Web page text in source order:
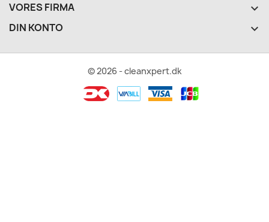
VORES FIRMA 
DIN KONTO 
© 2026 - cleanxpert.dk